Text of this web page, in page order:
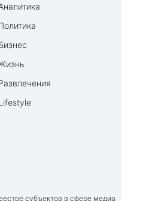
субъектов в сфере медиа